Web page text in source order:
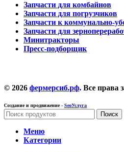
Запчасти для комбайнов
Запчасти для погрузчиков
Запчасти к коммунально-
Запчасти для
Минитракторы
Пресс-подборщик
© 2026 фермерсиб.рф. Все права
Создание и продвижение - SeoУслуга
Поиск
Меню
Категории